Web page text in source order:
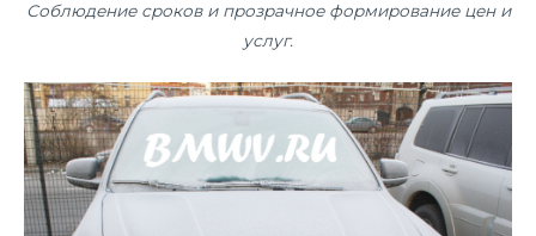
Соблюдение сроков и прозрачное формирование цен и
услуг.